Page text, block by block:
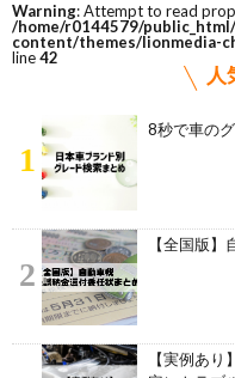
Warning: Attempt to read
/home/r0144579/
content/themes/lionmedia-
line42
人
1
8秒で車の
2
【全国版
【実例あ